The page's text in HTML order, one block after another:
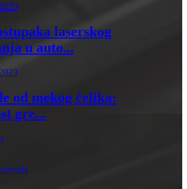
laserskog
u auto...
od mekog čelika:
gre...